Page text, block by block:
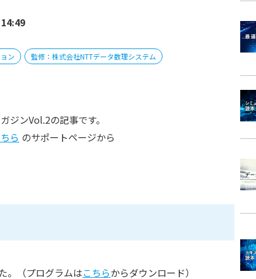
ン 監修：株式会社NTTデータ数理システム
ジンVol.2の記事です。
ら のサポートページから
。（プログラムはこちらからダウンロード）